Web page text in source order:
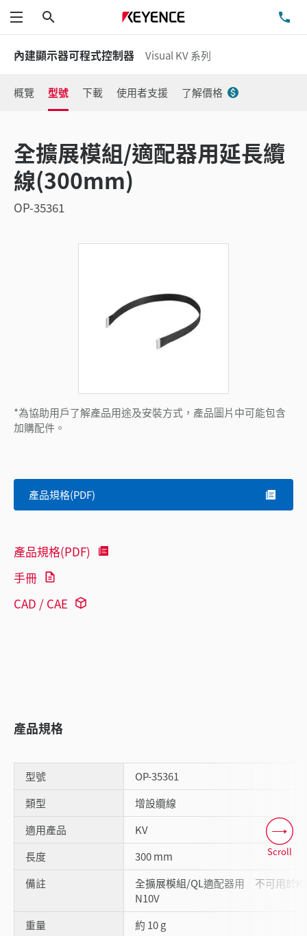
功能表
內建顯示器可程式控制器 Visual KV 系列
概覽 型號 下載 使用者支援 了解價格
全擴展模組/適配器用延長纜
線(300mm)
OP-35361
*為協助用戶了解產品用途及安裝方式，產品圖片中可能包含
加購配件。
產品規格(PDF)
產品規格(PDF)
手冊
CAD / CAE
產品規格
型號
OP-35361
類型
增設纜線
適用產品
KV
長度
300 mm
備註
全擴展模組/QL適配器用 不可用於
N10V
重量
約 10 g
Scroll